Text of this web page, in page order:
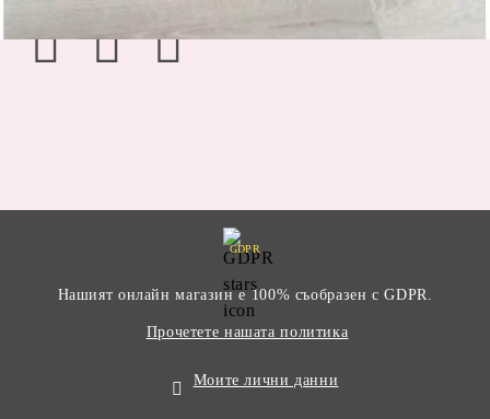
GDPR
Нашият онлайн магазин е 100% съобразен с GDPR.
Прочетете нашата политика
Моите лични данни